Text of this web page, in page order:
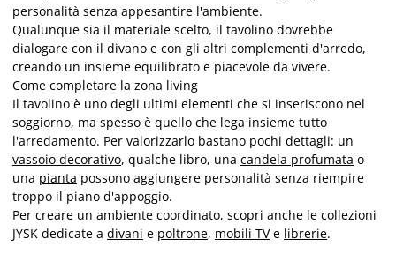
personalità senza appesantire l'ambiente.
Qualunque sia il materiale scelto, il tavolino dovrebbe
dialogare con il divano e con gli altri complementi d'arredo,
creando un insieme equilibrato e piacevole da vivere.
Come completare la zona living
Il tavolino è uno degli ultimi elementi che si inseriscono nel
soggiorno, ma spesso è quello che lega insieme tutto
l'arredamento. Per valorizzarlo bastano pochi dettagli: un
vassoio decorativo, qualche libro, una candela profumata o
una pianta possono aggiungere personalità senza riempire
troppo il piano d'appoggio.
Per creare un ambiente coordinato, scopri anche le collezioni
JYSK dedicate a divani e poltrone, mobili TVe librerie.